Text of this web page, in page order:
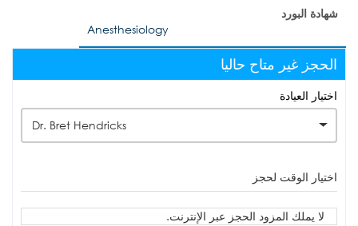
شهادة البورد
Anesthesiology
الحجز غير متاح حاليا
اختيار العيادة
Dr. Bret Hendricks
اختيار الوقت لحجز
لا يملك المزود الحجز عبر الإنترنت.